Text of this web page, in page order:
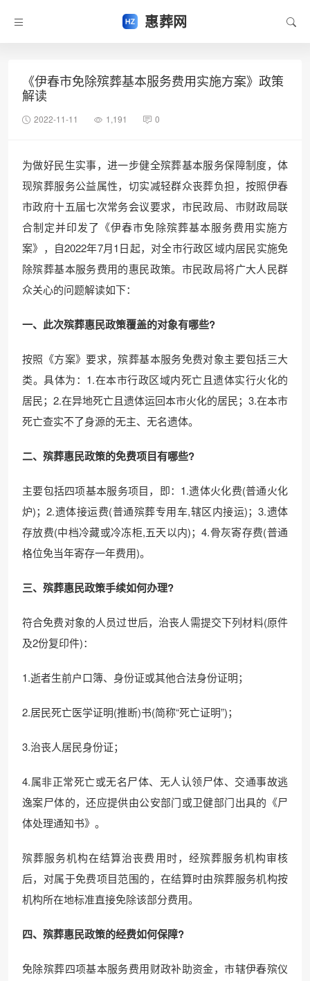
惠葬网
《伊春市免除殡葬基本服务费用实施方案》政策
解读
2022-11-11 1,191 0
为做好民生实事，进一步健全殡葬基本服务保障制度，体
现殡葬服务公益属性，切实减轻群众丧葬负担，按照伊春
市政府十五届七次常务会议要求，市民政局、市财政局联
合制定并印发了《伊春市免除殡葬基本服务费用实施方
案》，自2022年7月1日起，对全市行政区域内居民实施免
除殡葬基本服务费用的惠民政策。市民政局将广大人民群
众关心的问题解读如下：
一、此次殡葬惠民政策覆盖的对象有哪些?
按照《方案》要求，殡葬基本服务免费对象主要包括三大
类。具体为：1.在本市行政区域内死亡且遗体实行火化的
居民；2.在异地死亡且遗体运回本市火化的居民；3.在本市
死亡查实不了身源的无主、无名遗体。
二、殡葬惠民政策的免费项目有哪些?
主要包括四项基本服务项目，即：1.遗体火化费(普通火化
炉)；2.遗体接运费(普通殡葬专用车,辖区内接运)；3.遗体
存放费(中档冷藏或冷冻柜,五天以内)；4.骨灰寄存费(普通
格位免当年寄存一年费用)。
三、殡葬惠民政策手续如何办理?
符合免费对象的人员过世后，治丧人需提交下列材料(原件
及2份复印件)：
1.逝者生前户口簿、身份证或其他合法身份证明；
2.居民死亡医学证明(推断)书(简称“死亡证明”)；
3.治丧人居民身份证；
4.属非正常死亡或无名尸体、无人认领尸体、交通事故逃
逸案尸体的，还应提供由公安部门或卫健部门出具的《尸
体处理通知书》。
殡葬服务机构在结算治丧费用时，经殡葬服务机构审核
后，对属于免费项目范围的，在结算时由殡葬服务机构按
机构所在地标准直接免除该部分费用。
四、殡葬惠民政策的经费如何保障?
免除殡葬四项基本服务费用财政补助资金，市辖伊春殡仪